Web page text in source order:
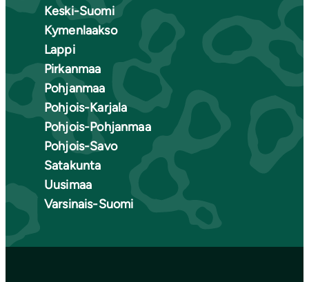
Keski-Suomi
Kymenlaakso
Lappi
Pirkanmaa
Pohjanmaa
Pohjois-Karjala
Pohjois-Pohjanmaa
Pohjois-Savo
Satakunta
Uusimaa
Varsinais-Suomi